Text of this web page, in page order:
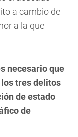
a cambio de
a la que
necesario que
tres delitos
de estado
de